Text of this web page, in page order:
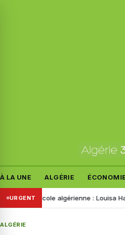
À LA UNE ALGÉRIE
URGENT
de l’école algérienne : Louisa
ALGÉRIE